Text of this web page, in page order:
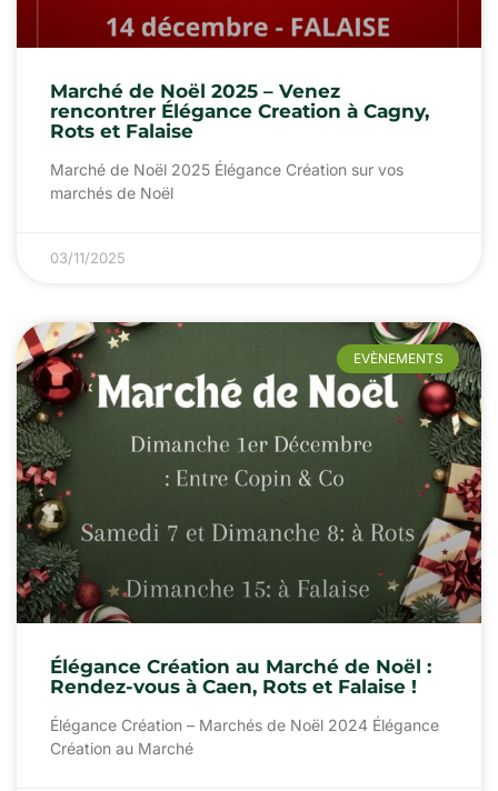
Marché de Noël 2025 – Venez
rencontrer Élégance Creation à Cagny,
Rots et Falaise
Marché de Noël 2025 Élégance Création sur vos
marchés de Noël
03/11/2025
EVÈNEMENTS
Élégance Création au Marché de Noël :
Rendez-vous à Caen, Rots et Falaise !
Élégance Création – Marchés de Noël 2024 Élégance
Création au Marché